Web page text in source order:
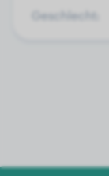
Geschlecht: